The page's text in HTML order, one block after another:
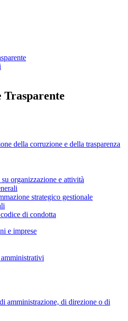
della corruzione e della trasparenza
organizzazione e attività
strategico gestionale
di condotta
e imprese
amministrazione, di direzione o di